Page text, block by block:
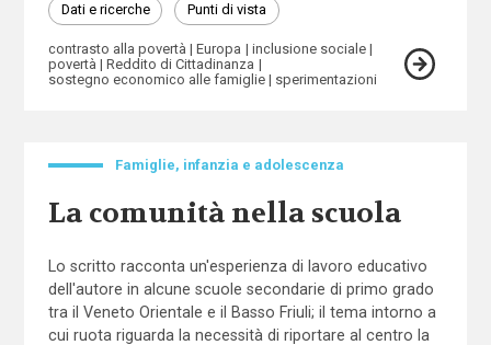
Dati e ricerche Punti di vista
contrasto alla povertà Europa
inclusione sociale
povertà
Reddito di Cittadinanza
sostegno economico alle famiglie
sperimentazioni
Famiglie, infanzia e adolescenza
La comunità nella scuola
Lo scritto racconta un'esperienza di lavoro educativo
dell'autore in alcune scuole secondarie di primo grado
tra il Veneto Orientale e il Basso Friuli; il tema intorno a
cui ruota riguarda la necessità di riportare al centro la